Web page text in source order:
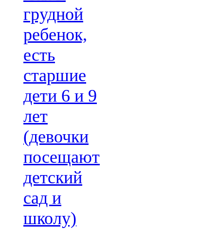
грудной
ребенок,
есть
старшие
дети 6 и 9
лет
(девочки
посещают
детский
сад и
школу)